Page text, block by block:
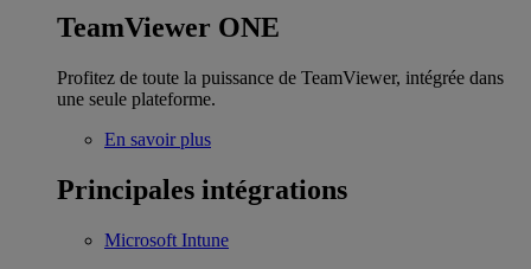
TeamViewer ONE
Profitez de toute la puissance de TeamViewer, intégrée dans
une seule plateforme.
En savoir plus
Principales intégrations
Microsoft Intune